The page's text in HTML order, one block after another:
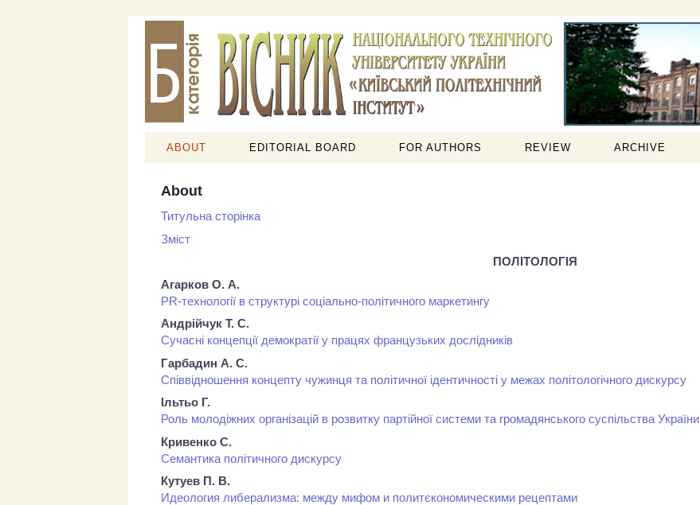
ABOUT EDITORIAL BOARD FOR AUTHORS REVIEW ARCHIVE
About
Титульна сторінка
Зміст
ПОЛІТОЛОГІЯ
Агарков О. А.
PR-технології в структурі соціально-політичного маркетингу
Андрійчук Т. С.
Сучасні концепції демократії у працях французьких дослідників
Гарбадин А. С.
Співвідношення концепту чужинця та політичної ідентичності у межах політологічного дискурсу
Ільтьо Г.
Роль молодіжних організацій в розвитку партійної системи та громадянського суспільства України
Кривенко С.
Семантика політичного дискурсу
Кутуев П. В.
Идеология либерализма: между мифом и политєкономическими рецептами